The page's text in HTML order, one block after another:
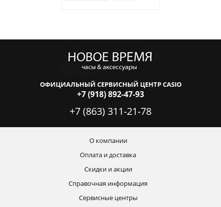
ОФИЦИАЛЬНЫЙ СЕРВИСНЫЙ ЦЕНТР CASIO
+7 (918) 892-47-93
+7 (863) 311-21-78
О компании
Оплата и доставка
Скидки и акции
Справочная информация
Сервисные центры